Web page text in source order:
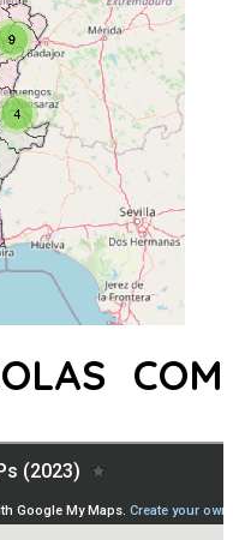
COM